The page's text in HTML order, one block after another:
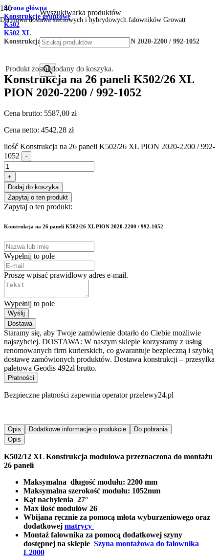
Darmowa dostawa sieciowych i hybrydowych falowników Growatt
Wyszukiwarka produktów
Produkt został dodany do koszyka.
Strona główna
Konstrukcje gruntowe
K502
K502 XL
Konstrukcja na 26 paneli K502/26 XL PION 2020-2200 / 992-1052
Konstrukcja na 26 paneli K502/26 XL
PION 2020-2200 / 992-1052
Cena brutto: 5587,00 zł
Cena netto: 4542,28 zł
ilość Konstrukcja na 26 paneli K502/26 XL PION 2020-2200 / 992-
1052
-
+
Dodaj do koszyka
Zapytaj o ten produkt
Zapytaj o ten produkt:
Konstrukcja na 26 paneli K502/26 XL PION 2020-2200 / 992-1052
Wypełnij to pole
Proszę wpisać prawidłowy adres e-mail.
Wypełnij to pole
Wyślij
Dostawa
Staramy się, aby Twoje zamówienie dotarło do Ciebie możliwie
najszybciej. DOSTAWA: W naszym sklepie korzystamy z usług
renomowanych firm kurierskich, co gwarantuje bezpieczną i szybką
dostawę zamówionych produktów. Dostawa konstrukcji – przesyłka
paletowa Geodis 492zł brutto.
Płatności
Bezpieczne płatności zapewnia operator przelewy24.pl
Opis Dodatkowe informacje o produkcie
Do pobrania
Opis
K502/12 XL Konstrukcja modułowa przeznaczona do montażu
26 paneli
Maksymalna długość modułu: 2200 mm
Maksymalna szerokość modułu: 1052mm
Kąt nachylenia 27°
Max ilość modułów 26
Wbijana ręcznie za pomocą młota wyburzeniowego oraz
dodatkowej matrycy
Montaż falownika za pomocą dodatkowej szyny
dostępnej na sklepie Szyna montażowa do falownika
L2000